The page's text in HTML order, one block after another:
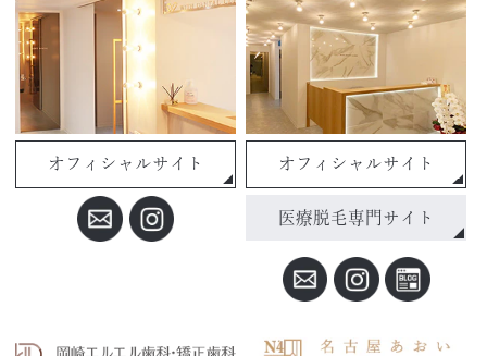
オフィシャルサイト オフィシャルサイト
医療脱毛専門サイト